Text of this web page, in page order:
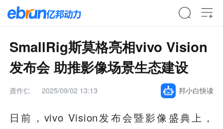
SmallRig斯莫格亮相vivo Vision
发布会 助推影像场景生态建设
龚作仁 2025/09/02 13:13 邦小白快读
日前，vivo Vision发布会暨影像盛典上，